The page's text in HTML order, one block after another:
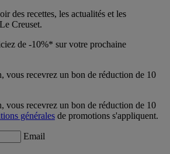
des recettes, les actualités et les
Creuset.
de -10%* sur votre prochaine
vous recevrez un bon de réduction de 10
vous recevrez un bon de réduction de 10
générales de promotions s'appliquent.
Email